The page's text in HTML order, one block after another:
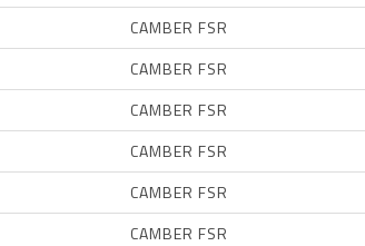
CAMBER FSR
CAMBER FSR
CAMBER FSR
CAMBER FSR
CAMBER FSR
CAMBER FSR